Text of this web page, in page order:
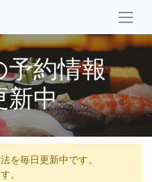
予約情報
新中
を毎日更新中です。
。